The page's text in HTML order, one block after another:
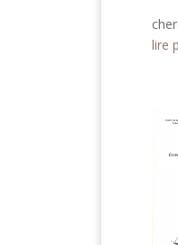
lire